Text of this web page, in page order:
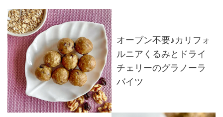
オーブン不要♪カリフォ
ルニアくるみとドライ
チェリーのグラノーラ
バイツ